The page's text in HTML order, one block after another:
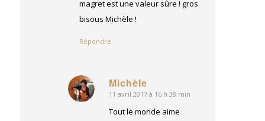
magret est une valeur sûre ! gros
bisous Michèle !
Répondre
Michèle
dit
11 avril 2017 à 16 h 38 min
Tout le monde aime